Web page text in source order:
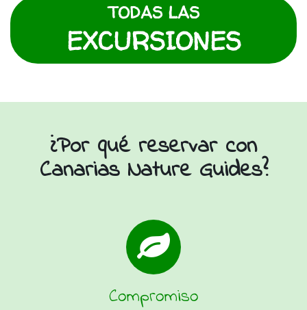
TODAS LAS
EXCURSIONES
¿Por qué reservar con
Canarias Nature Guides?
Compromiso